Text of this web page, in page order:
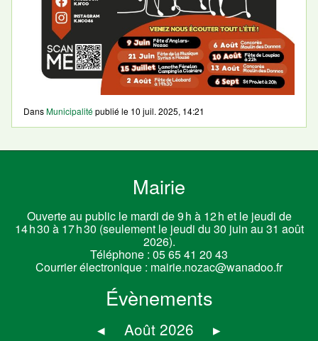
DansMunicipalitépublié le 10 juil. 2025, 14:21
Mairie
Ouverte au public le mardi de 9 h à 12 h et le jeudi de
14 h 30 à 17 h 30 (seulement le jeudi du 30 juin au 31 août
2026).
Téléphone : 05 65 41 20 43
Courrier électronique : mairie.nozac@wanadoo.fr
Évènements
◂ Août 2026 ▸